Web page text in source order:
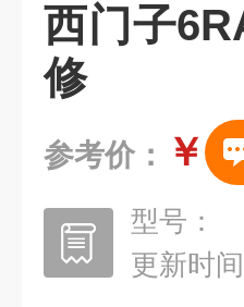
西门子
修
参考价： ￥
型号：
更新时间